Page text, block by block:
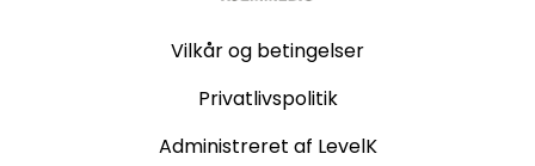
Vilkår og betingelser
Privatlivspolitik
Administreret af LevelK